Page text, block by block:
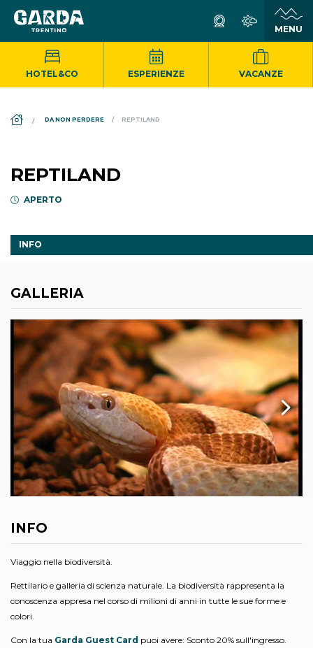
HOTEL&CO ESPERIENZE VACANZE
DA NON PERDERE REPTILAND
REPTILAND
APERTO
INFO
GALLERIA
INFO
Viaggio nella biodiversità.
Rettilario e galleria di scienza naturale. La biodiversità rappresenta la
conoscenza appresa nel corso di milioni di anni in tutte le sue forme e
colori.
Con la tua Garda Guest Card puoi avere: Sconto 20% sull'ingresso.